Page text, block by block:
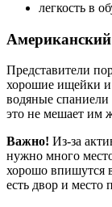
легкость в
Представители
хорошие ищейки и
водяные
это не мешает им
Важно! Из-за
нужно много
хорошо впишутся
есть двор и место